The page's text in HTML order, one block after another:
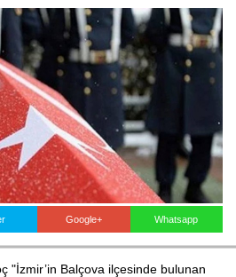
Google+ Whatsapp
"İzmir’in Balçova ilçesinde bulunan
FOTO GALERİ
VİDEO GALERİ
KÜNYE
İLETİŞİM